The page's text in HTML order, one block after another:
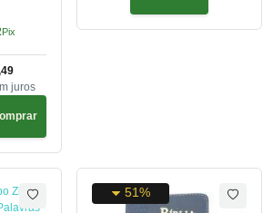
Pix
juros
51%